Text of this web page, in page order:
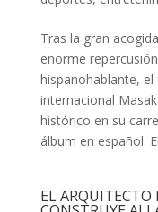
Tras la gran
enorme
hispanohablante,
internacional
histórico en su
álbum en español.
EL ARQUITECTO